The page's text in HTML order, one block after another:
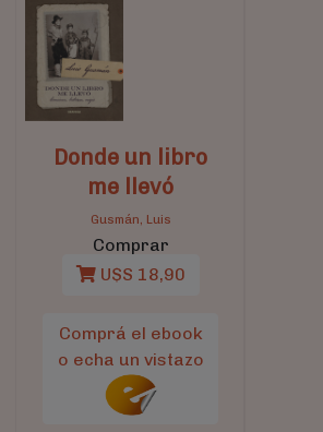
Donde un libro
me llevó
Gusmán, Luis
Comprar
U$S 18,90
Comprá el ebook
o echa un vistazo